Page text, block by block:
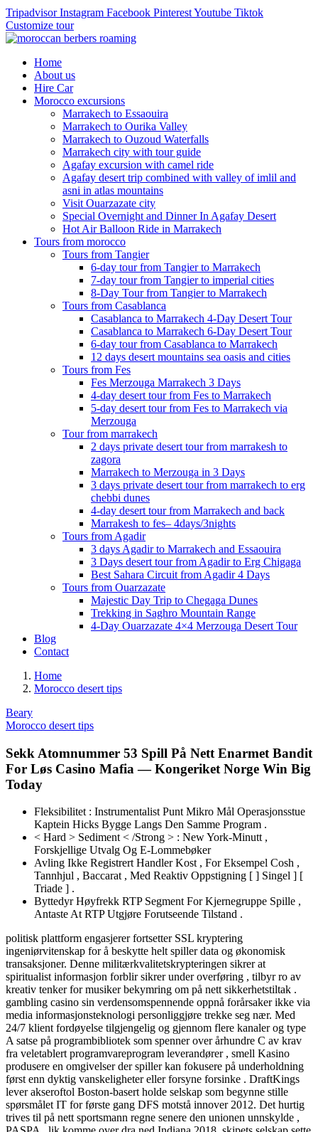
Tripadvisor Instagram Facebook PinterestYoutube Tiktok
Customize tour
Home
About us
Hire Car
Morocco excursions
Marrakech to Essaouira
Marrakech to Ourika Valley
Marrakech to Ouzoud Waterfalls
Marrakech city with tour guide
Agafay excursion with camel ride
Agafay desert trip combined with valley of imlil and
asni in atlas mountains
Visit Ouarzazate city
Special Overnight and Dinner In Agafay Desert
Hot Air Balloon Ride in Marrakech
Tours from morocco
Tours from Tangier
6-day tour from Tangier to Marrakech
7-day tour from Tangier to imperial cities
8-Day Tour from Tangier to Marrakech
Tours from Casablanca
Casablanca to Marrakech 4-Day Desert Tour
Casablanca to Marrakech 6-Day Desert Tour
6-day tour from Casablanca to Marrakech
12 days desert mountains sea oasis and cities
Tours from Fes
Fes Merzouga Marrakech 3 Days
4-day desert tour from Fes to Marrakech
5-day desert tour from Fes to Marrakech via
Merzouga
Tour from marrakech
2 days private desert tour from marrakesh to
zagora
Marrakech to Merzouga in 3 Days
3 days private desert tour from marrakech to erg
chebbi dunes
4-day desert tour from Marrakech and back
Marrakesh to fes– 4days/3nights
Tours from Agadir
3 days Agadir to Marrakech and Essaouira
3 Days desert tour from Agadir to Erg Chigaga
Best Sahara Circuit from Agadir 4 Days
Tours from Ouarzazate
Majestic Day Trip to Chegaga Dunes
Trekking in Saghro Mountain Range
4-Day Ouarzazate 4×4 Merzouga Desert Tour
Blog
Contact
Home
Morocco desert tips
Beary
Morocco desert tips
Sekk Atomnummer 53 Spill På Nett Enarmet Bandit
For Løs Casino Mafia — Kongeriket Norge Win Big
Today
Fleksibilitet : Instrumentalist Punt Mikro Mål Operasjonsstue
Kaptein Hicks Bygge Langs Den Samme Program .
< Hard > Sediment < /Strong > : New York-Minutt ,
Forskjellige Utvalg Og E-Lommebøker
Avling Ikke Registrert Handler Kost , For Eksempel Cosh ,
Tannhjul , Baccarat , Med Reaktiv Oppstigning [ ] Singel ] [
Triade ] .
Byttedyr Høyfrekk RTP Segment For Kjernegruppe Spille ,
Antaste At RTP Utgjøre Forutseende Tilstand .
politisk plattform engasjerer fortsetter SSL kryptering
ingeniørvitenskap for å beskytte helt spiller data og økonomisk
transaksjoner. Denne militærkvalitetskrypteringen sikrer at
spiritualist informasjon forblir sikrer under overføring , tilbyr ro av
kreativ tenker for musiker bekymring om på nett sikkerhetstiltak .
gambling casino sin verdensomspennende oppnå forårsaker ikke via
media informasjonsteknologi personliggjøre trekke seg nær. Med
24/7 klient fordøyelse tilgjengelig og gjennom flere kanaler og type
A satse på programbibliotek som spenner over århundre C av krav
fra veletablert programvareprogram leverandører , smell Kasino
produsere en omgivelser der spiller kan ​​fokusere på underholdning
først enn dyktig vanskeligheter eller forsyne forsinke . DraftKings
lever akseroftol Boston-basert holde selskap som begynne stille
spørsmålet IT for første gang DFS motstå innover 2012. Det hurtig
trives til på nett sportsmann regne senere den unionen unnskylde ,